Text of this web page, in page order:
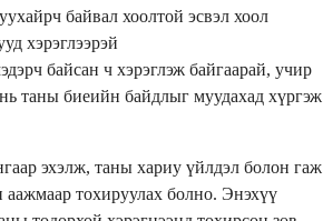
байвал хоолтой эсвэл хоол
хэрэглээрэй
байсан ч хэрэглэж байгаарай, учир
нь таны биеийн байдлыг муудахад хүргэж
эхэлж, таны хариу үйлдэл болон гаж
аажмаар тохируулах болно. Энэхүү